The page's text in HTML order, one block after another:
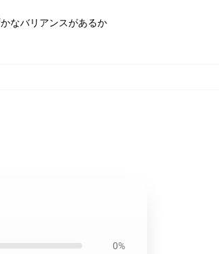
なバリアンスがあるか
0%